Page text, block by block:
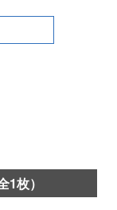
1枚）